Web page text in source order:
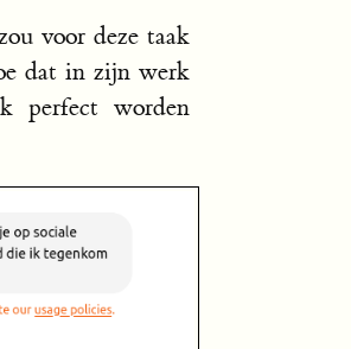
voor deze taak
dat in zijn werk
perfect worden